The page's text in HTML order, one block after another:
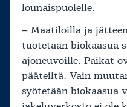
lounaispuolelle.
– Maatiloilla ja
tuotetaan biokaasua
ajoneuvoille. Paikat
pääteiltä. Vain
syötetään biokaasua